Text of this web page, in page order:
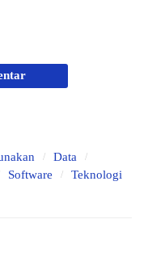
mewarisi fungsi
Data
Software
Teknologi